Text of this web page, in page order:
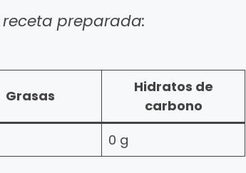
preparada:
Grasas
Hidratos de
carbono
0 g